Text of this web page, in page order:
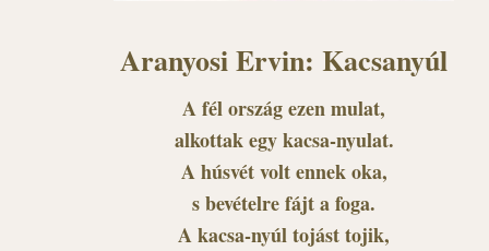
Aranyosi Ervin: Kacsanyúl
A fél ország ezen mulat,
alkottak egy kacsa-nyulat.
A húsvét volt ennek oka,
s bevételre fájt a foga.
A kacsa-nyúl tojást tojik,